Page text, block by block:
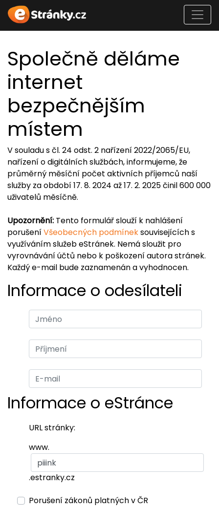
Společně děláme
internet
bezpečnějším
místem
V souladu s čl. 24 odst. 2 nařízení 2022/2065/EU,
nařízení o digitálních službách, informujeme, že
průměrný měsíční počet aktivních příjemců naší
služby za období 17. 8. 2024 až 17. 2. 2025 činil 600 000
uživatelů měsíčně.
Upozornění: Tento formulář slouží k nahlášení
porušeníVšeobecných podmíneksouvisejících s
využíváním služeb eStránek. Nemá sloužit pro
vyrovnávání účtů nebo k poškození autora stránek.
Každý e-mail bude zaznamenán a vyhodnocen.
Informace o odesílateli
Informace o eStránce
URL stránky:
www.
.estranky.cz
Porušení zákonů platných v ČR